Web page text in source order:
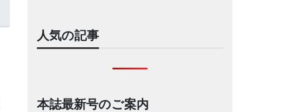
人気の記事
本誌最新号のご案内